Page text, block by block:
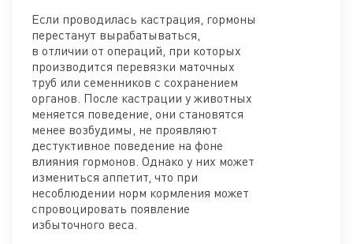
Если проводилась кастрация, гормоны
перестанут вырабатываться,
в отличии от операций, при которых
производится перевязки маточных
труб или семенников с сохранением
органов. После кастрации у животных
меняется поведение, они становятся
менее возбудимы, не проявляют
дестуктивное поведение на фоне
влияния гормонов. Однако у них может
измениться аппетит, что при
несоблюдении норм кормления может
спровоцировать появление
избыточного веса.